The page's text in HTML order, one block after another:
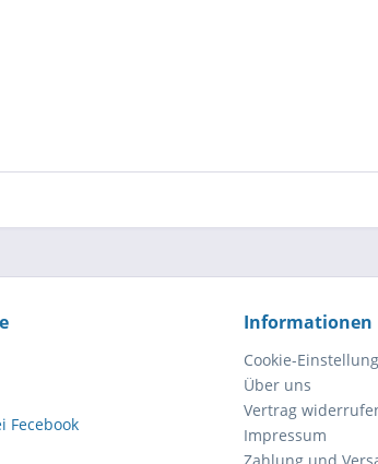
Informationen
Cookie-
Über uns
Vertrag
Impressum